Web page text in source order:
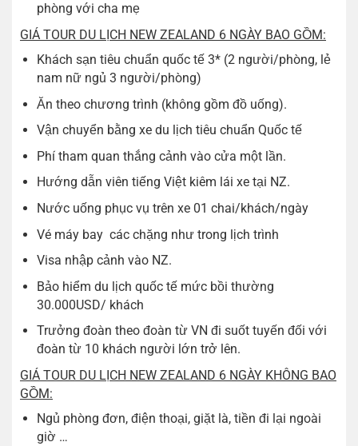
phòng với cha mẹ
GIÁ TOUR DU LỊCH NEW ZEALAND 6 NGÀY BAO GỒM:
Khách sạn tiêu chuẩn quốc tế 3* (2 người/phòng, lẻ
nam nữ ngủ 3 người/phòng)
Ăn theo chương trình (không gồm đồ uống).
Vận chuyển bằng xe du lịch tiêu chuẩn Quốc tế
Phí tham quan thắng cảnh vào cửa một lần.
Hướng dẫn viên tiếng Việt kiêm lái xe tại NZ.
Nước uống phục vụ trên xe 01 chai/khách/ngày
Vé máy bay các chặng như trong lịch trình
Visa nhập cảnh vào NZ.
Bảo hiểm du lịch quốc tế mức bồi thường
30.000USD/ khách
Trưởng đoàn theo đoàn từ VN đi suốt tuyến đối với
đoàn từ 10 khách người lớn trở lên.
GIÁ TOUR DU LỊCH NEW ZEALAND 6 NGÀY KHÔNG BAO
GỒM:
Ngủ phòng đơn, điện thoại, giặt là, tiền đi lại ngoài
giờ …